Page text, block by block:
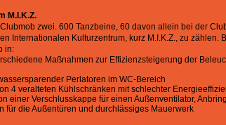
M.I.K.Z.
zwei. 600 Tanzbeine, 60 davon allein bei der
Internationalen Kulturzentrum, kurz M.I.K.Z., zu zählen.
in:
Maßnahmen zur Effizienzsteigerung der
Perlatoren im WC-Bereich
4 veralteten Kühlschränken mit schlechter
einer Verschlusskappe für einen Außenventilator,
für die Außentüren und durchlässiges Mauerwerk